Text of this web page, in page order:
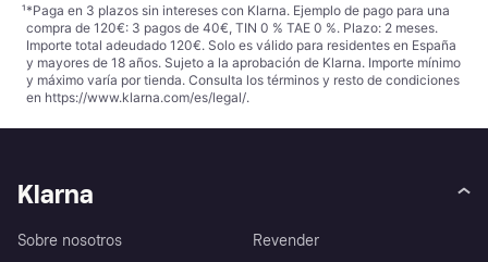
¹*Paga en 3 plazos sin intereses con Klarna. Ejemplo de pago para una
compra de 120€: 3 pagos de 40€, TIN 0 % TAE 0 %. Plazo: 2 meses.
Importe total adeudado 120€. Solo es válido para residentes en España
y mayores de 18 años. Sujeto a la aprobación de Klarna. Importe mínimo
y máximo varía por tienda. Consulta los términos y resto de condiciones
en https://www.klarna.com/es/legal/.
Klarna
Sobre nosotros
Revender